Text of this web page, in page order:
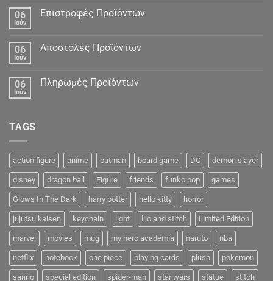
Δεδομένα
06
Ιούν
Επιστροφές Προϊόντων
06
Ιούν
Αποστολές Προϊόντων
06
Ιούν
Πληρωμές Προϊόντων
TAGS
action figure anime batman board game DC demon slayer
disney dragon ball Figure friends funko pop games
Glows In The Dark harry potter hello kitty horror
jujutsu kaisen keychain light lilo and stitch Limited Edition
marvel movies mug my hero academia naruto nba
netflix notebook one piece playing cards plush pokemon
sanrio special edition spider-man star wars statue stitch